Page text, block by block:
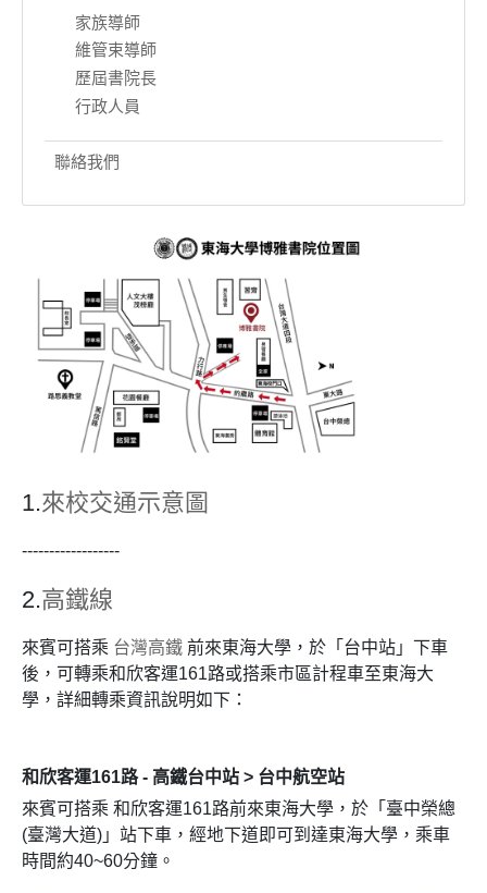
家族導師
維管束導師
歷屆書院長
行政人員
聯絡我們
1.來校交通示意圖
------------------
2.高鐵線
來賓可搭乘 台灣高鐵 前來東海大學，於「台中站」下車
後，可轉乘和欣客運161路或搭乘市區計程車至東海大
學，詳細轉乘資訊說明如下：
和欣客運161路- 高鐵台中站 > 台中航空站
來賓可搭乘 和欣客運161路前來東海大學，於「臺中榮總
(臺灣大道)」站下車，經地下道即可到達東海大學，乘車
時間約40~60分鐘。